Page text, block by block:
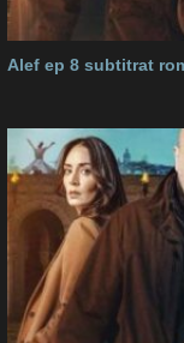
Alef ep 8 subtitrat